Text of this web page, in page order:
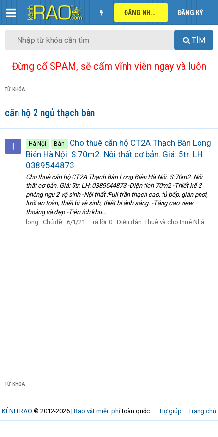
ĐĂNG NHẬP ĐĂNG KÝ
TÌM
Đừng cố SPAM, sẽ cấm vĩnh viễn ngay và luôn
TỪ KHÓA
căn hộ 2 ngủ thạch bàn
Hà Nội Bán
Cho thuê căn hộ CT2A Thạch Bàn Long
Biên Hà Nội. S:70m2. Nôi thất cơ bản. Giá: 5tr. LH:
0389544873
Cho thuê căn hộ CT2A Thạch Bàn Long Biên Hà Nội. S:70m2. Nôi
thất cơ bản. Giá: 5tr. LH: 0389544873 -Diện tích 70m2 -Thiết kế 2
phòng ngủ 2 vệ sinh -Nội thất :Full trần thạch cao, tủ bếp, giàn phơi,
lưới an toàn, thiết bị vệ sinh, thiết bị ánh sáng. -Tầng cao view
thoáng và đẹp -Tiện ích khu...
long
Chủ đề 6/1/21 Trả lời: 0 Diễn đàn: Thuê và cho thuê Nhà
TỪ KHÓA
Trợ giúp Trang chủ
KÊNH RAO © 2012-2026 | Rao vặt miễn phítoàn quốc